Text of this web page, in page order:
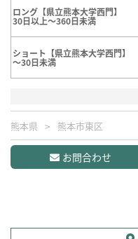
ロング【県立熊本大学西門】
30日以上～360日未満
ショート【県立熊本大学西門】
～30日未満
熊本県 熊本市東区
お問合わせ